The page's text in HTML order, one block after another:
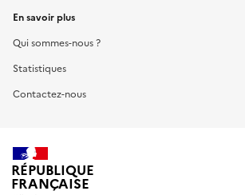
En savoir plus
Qui sommes-nous ?
Statistiques
Contactez-nous
RÉPUBLIQUE
FRANÇAISE